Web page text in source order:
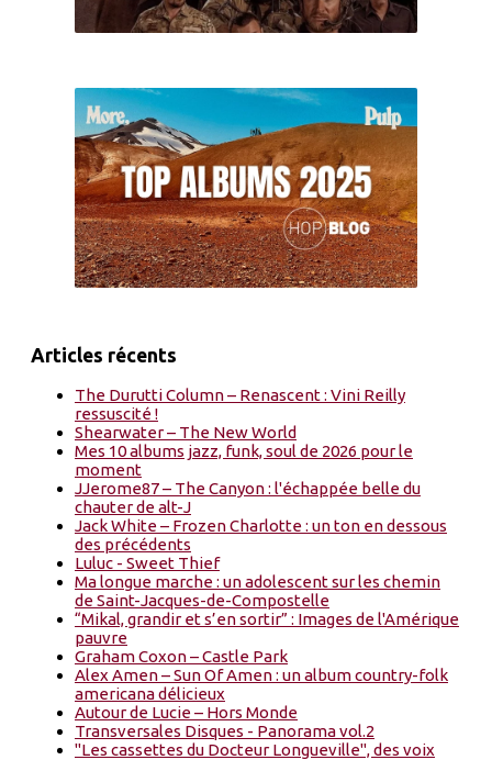
Articles récents
The Durutti Column – Renascent : Vini Reilly
ressuscité !
Shearwater – The New World
Mes 10 albums jazz, funk, soul de 2026 pour le
moment
JJerome87 – The Canyon : l'échappée belle du
chauter de alt-J
Jack White – Frozen Charlotte : un ton en dessous
des précédents
Luluc - Sweet Thief
Ma longue marche : un adolescent sur les chemin
de Saint-Jacques-de-Compostelle
“Mikal, grandir et s’en sortir” : Images de l'Amérique
pauvre
Graham Coxon – Castle Park
Alex Amen – Sun Of Amen : un album country-folk
americana délicieux
Autour de Lucie – Hors Monde
Transversales Disques - Panorama vol.2
"Les cassettes du Docteur Longueville", des voix